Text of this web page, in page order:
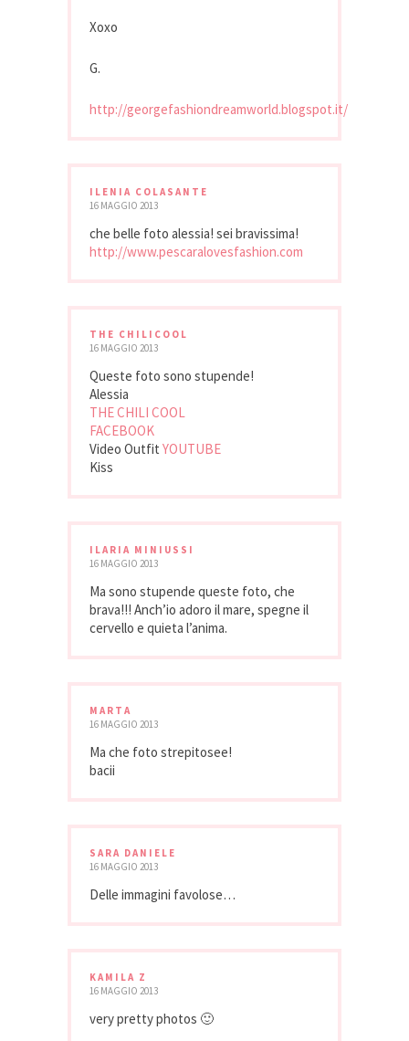
Xoxo
G.
http://georgefashiondreamworld.blogspot.it/
ILENIA COLASANTE
16 MAGGIO 2013
che belle foto alessia! sei bravissima!
http://www.pescaralovesfashion.com
THE CHILICOOL
16 MAGGIO 2013
Queste foto sono stupende!
Alessia
THE CHILI COOL
FACEBOOK
Video Outfit YOUTUBE
Kiss
ILARIA MINIUSSI
16 MAGGIO 2013
Ma sono stupende queste foto, che
brava!!! Anch’io adoro il mare, spegne il
cervello e quieta l’anima.
MARTA
16 MAGGIO 2013
Ma che foto strepitosee!
bacii
SARA DANIELE
16 MAGGIO 2013
Delle immagini favolose…
KAMILA Z
16 MAGGIO 2013
very pretty photos 🙂